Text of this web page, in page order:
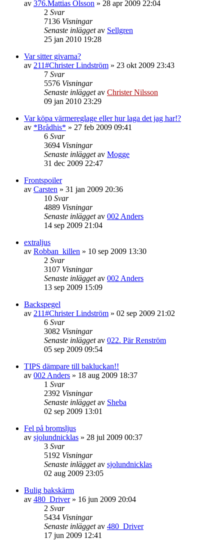
av 376.Mattias Olsson » 28 apr 2009 22:04
2 Svar
7136 Visningar
Senaste inläggetav Sellgren
25 jan 2010 19:28
Var sitter givarna?
av 211#Christer Lindström » 23 okt 2009 23:43
7 Svar
5576 Visningar
Senaste inläggetav Christer Nilsson
09 jan 2010 23:29
Var köpa värmereglage eller hur laga det jag har!?
av *Brådhis* » 27 feb 2009 09:41
6 Svar
3694 Visningar
Senaste inläggetav Mogge
31 dec 2009 22:47
Frontspoiler
av Carsten » 31 jan 2009 20:36
10 Svar
4889 Visningar
Senaste inläggetav 002 Anders
14 sep 2009 21:04
extraljus
av Robban_killen » 10 sep 2009 13:30
2 Svar
3107 Visningar
Senaste inläggetav 002 Anders
13 sep 2009 15:09
Backspegel
av 211#Christer Lindström » 02 sep 2009 21:02
6 Svar
3082 Visningar
Senaste inläggetav 022. Pär Renström
05 sep 2009 09:54
TIPS dämpare till bakluckan!!
av 002 Anders » 18 aug 2009 18:37
1 Svar
2392 Visningar
Senaste inläggetav Sheba
02 sep 2009 13:01
Fel på bromsljus
av sjolundnicklas » 28 jul 2009 00:37
3 Svar
5192 Visningar
Senaste inläggetav sjolundnicklas
02 aug 2009 23:05
Bulig bakskärm
av 480_Driver» 16 jun 2009 20:04
2 Svar
5434 Visningar
Senaste inläggetav 480_Driver
17 jun 2009 12:41